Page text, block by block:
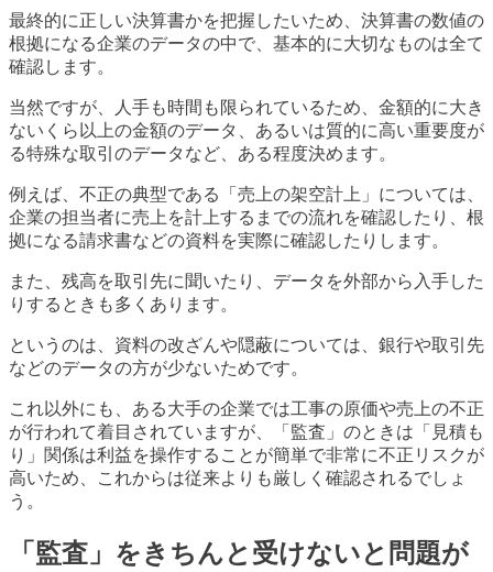
最終的に正しい決算書かを把握したいため、決算書の数値の
根拠になる企業のデータの中で、基本的に大切なものは全て
確認します。
当然ですが、人手も時間も限られているため、金額的に大き
ないくら以上の金額のデータ、あるいは質的に高い重要度が
る特殊な取引のデータなど、ある程度決めます。
例えば、不正の典型である「売上の架空計上」については、
企業の担当者に売上を計上するまでの流れを確認したり、根
拠になる請求書などの資料を実際に確認したりします。
また、残高を取引先に聞いたり、データを外部から入手した
りするときも多くあります。
というのは、資料の改ざんや隠蔽については、銀行や取引先
などのデータの方が少ないためです。
これ以外にも、ある大手の企業では工事の原価や売上の不正
が行われて着目されていますが、「監査」のときは「見積も
り」関係は利益を操作することが簡単で非常に不正リスクが
高いため、これからは従来よりも厳しく確認されるでしょ
う。
「監査」をきちんと受けないと問題が